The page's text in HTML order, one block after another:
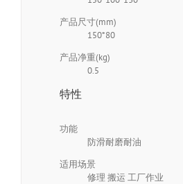
产品尺寸(mm)
150*80
产品净重(kg)
0.5
特性
功能
防滑耐磨耐油
适用场景
修理 搬运 工厂作业